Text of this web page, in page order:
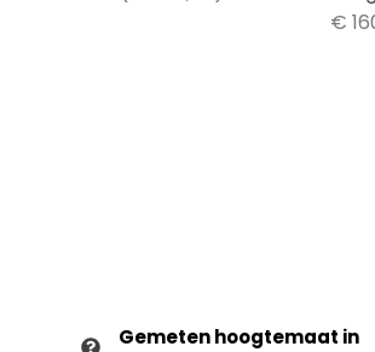
€
Gemeten hoogtemaat in